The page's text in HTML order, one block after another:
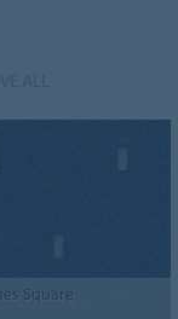
Square